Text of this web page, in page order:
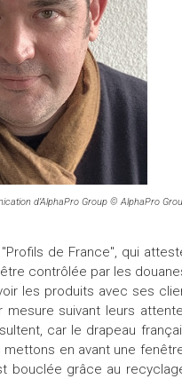
d’AlphaPro Group © AlphaPro
de France", qui
contrôlée par les
les produits avec ses
suivant leurs
car le drapeau
en avant une
bouclée grâce au